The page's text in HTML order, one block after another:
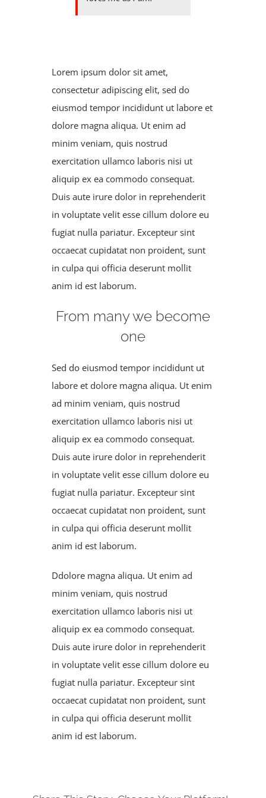
Lorem ipsum dolor sit amet,
consectetur adipiscing elit, sed do
eiusmod tempor incididunt ut labore et
dolore magna aliqua. Ut enim ad
minim veniam, quis nostrud
exercitation ullamco laboris nisi ut
aliquip ex ea commodo consequat.
Duis aute irure dolor in reprehenderit
in voluptate velit esse cillum dolore eu
fugiat nulla pariatur. Excepteur sint
occaecat cupidatat non proident, sunt
in culpa qui officia deserunt mollit
anim id est laborum.
From many we become
one
Sed do eiusmod tempor incididunt ut
labore et dolore magna aliqua. Ut enim
ad minim veniam, quis nostrud
exercitation ullamco laboris nisi ut
aliquip ex ea commodo consequat.
Duis aute irure dolor in reprehenderit
in voluptate velit esse cillum dolore eu
fugiat nulla pariatur. Excepteur sint
occaecat cupidatat non proident, sunt
in culpa qui officia deserunt mollit
anim id est laborum.
Ddolore magna aliqua. Ut enim ad
minim veniam, quis nostrud
exercitation ullamco laboris nisi ut
aliquip ex ea commodo consequat.
Duis aute irure dolor in reprehenderit
in voluptate velit esse cillum dolore eu
fugiat nulla pariatur. Excepteur sint
occaecat cupidatat non proident, sunt
in culpa qui officia deserunt mollit
anim id est laborum.